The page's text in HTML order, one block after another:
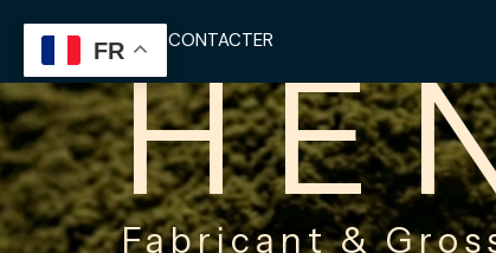
contenu
NOUS CONTACTER
Fabricant &
FR